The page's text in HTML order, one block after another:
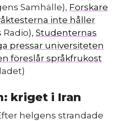
Samhälle), Forskare
inte håller
Radio), Studenternas
pressar universiteten
föreslår språkfrukost
kriget i Iran
helgens strandade